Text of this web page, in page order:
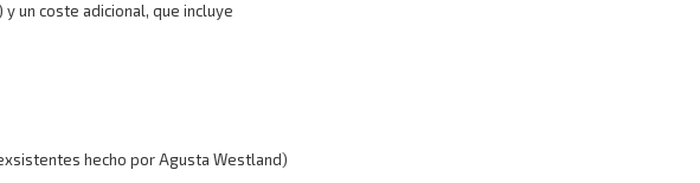
un coste adicional, que incluye
hecho por Agusta Westland)